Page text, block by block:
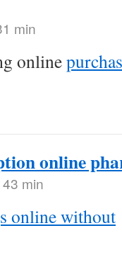
min
online
online
min
online without